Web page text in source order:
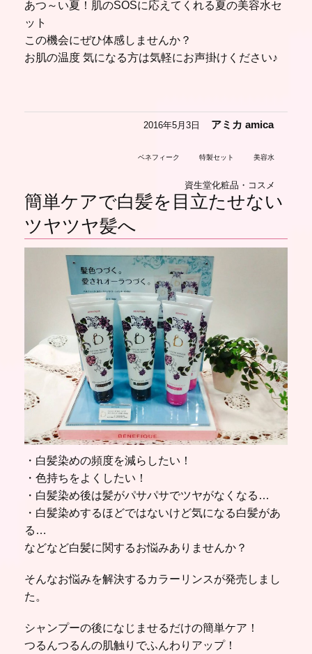
あつ～い夏！肌のSOSに応えてくれる夏の美容水セ
ット
この機会にぜひ体感しませんか？
お肌の温度 気になる方は気軽にお声掛けください♪
2016年5月3日 アミカ amica
ベネフィーク 特製セット 美容水
資生堂化粧品・コスメ
簡単ケアで白髪を目立たせない
ツヤツヤ髪へ
・白髪染めの頻度を減らしたい！
・色持ちをよくしたい！
・白髪染め後は髪がパサパサでツヤがなくなる…
・白髪染めするほどではないけど気になる白髪があ
る…
などなど白髪に関するお悩みありませんか？
そんなお悩みを解決するカラーリンスが発売しまし
た。
シャンプーの後になじませるだけの簡単ケア！
つるんつるんの肌触りでふんわりアップ！